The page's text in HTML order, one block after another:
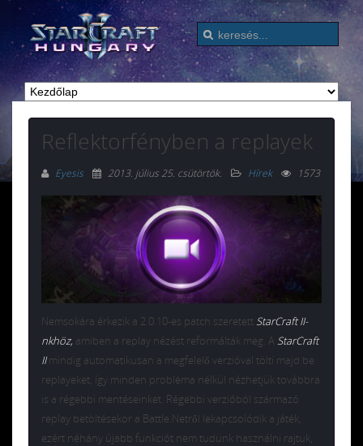
Reflektorfényben a replayek
Eyesis 2013. július 25. csütörtök. Hírek 1573
Nemsokára érkezik a 2.0.10-es patch szeretett StarCraft II-
nkhöz, amiben a replay nézést reformálták meg. A StarCraft
IImindig automatikusan a megfelelő verzióval tölti majd be
replayeket, így minden probléma nélkül nézhetjük továbbra
is a régebbi mentéseinket. Régebbi verzióból származó
replay betöltésekor a Battle.Netről lekapcsolódik a játék,
ezért néhány újabb funkciót nem tudunk használni rajtuk,